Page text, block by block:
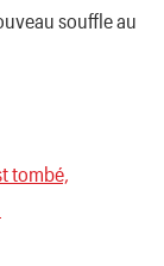
souffle au
tombé,